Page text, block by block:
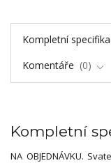
Kompletní
Komentáře
0
Kompletní
NA OBJEDNÁVKU.